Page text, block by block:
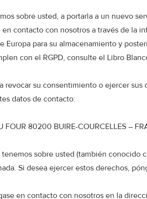
sobre usted, a portarla a un nuevo
contacto con nosotros a través de la
para su almacenamiento y
con el RGPD, consulte el Libro
su consentimiento o ejercer
datos de contacto:
80200 BUIRE-COURCELLES –
sobre usted (también conocido
Si desea ejercer estos derechos,
en contacto con nosotros en la